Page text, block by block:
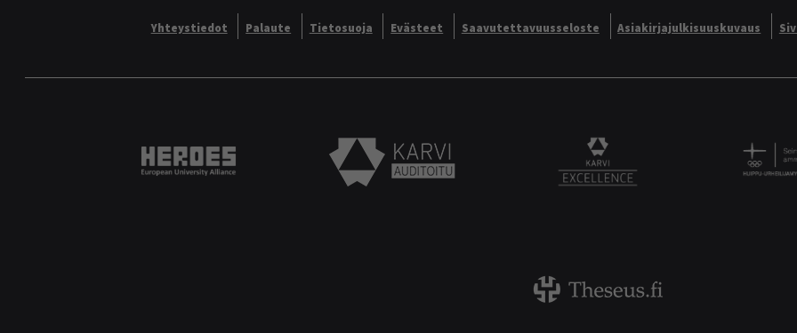
Yhteystiedot Palaute Tietosuoja Evästeet Saavutettavuusseloste Asiakirjajulkisuuskuvaus
Heroes European University Alliance logo
Karvi Auditoitu logo KARVI Excellence logo.
Theseus logo